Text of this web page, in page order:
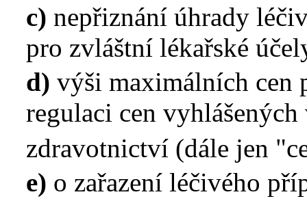
c) nepřiznání úhrady
pro zvláštní lékařské
d) výši maximálních cen
regulaci cen
zdravotnictví (dále jen
e) o zařazení léčivého